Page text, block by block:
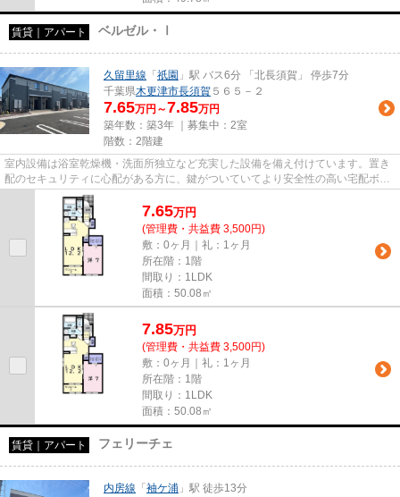
賃貸｜アパート ベルゼル・Ⅰ
久留里線 「 祇園 」駅 バス6分 「北長須賀」 停歩7分
千葉県木更津市長須賀 ５６５－２
7.65万円～7.85万円
築年数：築3年 ｜募集中： 2室
階数：2階建
室内設備は浴室乾燥機・洗面所独立など充実した設備を備え付けています。置き
配のセキュリティに心配がある方に、鍵がついていてより安全性の高い宅配ボッ
クスがおすすめです。一人暮...
7.65万円
(管理費・共益費 3,500円)
敷：0ヶ月｜礼：1ヶ月
所在階：1階
間取り：1LDK
面積：50.08㎡
7.85万円
(管理費・共益費 3,500円)
敷：0ヶ月｜礼：1ヶ月
所在階：1階
間取り：1LDK
面積：50.08㎡
賃貸｜アパート フェリーチェ
内房線 「 袖ケ浦 」駅 徒歩13分